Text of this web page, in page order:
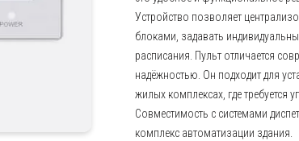
Устройство позволяет
блоками, задавать
расписания. Пульт отличается
надёжностью. Он подходит для
жилых комплексах, где
Совместимость с системами
комплекс автоматизации здания.